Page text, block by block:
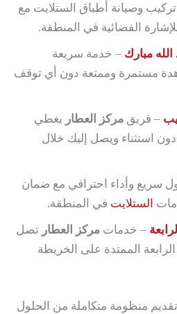
وصيانة أطباق الستلايت مع
الفضائية في المنطقة.
مبارك – خدمة سريعة
مستمرة وممتعة دون أي توقف
– فريق مركز العطار يغطي
استثناء ويصل إليك خلال
سريع وأداء احترافي مع ضمان
الستلايت في المنطقة.
– خدمات مركز العطار تصل
الممتدة على الخريطة
منظومة متكاملة من الحلول